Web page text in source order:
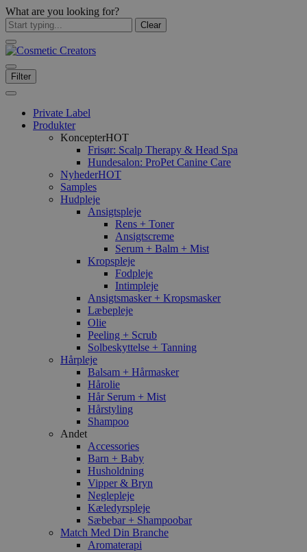
What are you looking for?
Clear
Filter
Private Label
Produkter
KoncepterHOT
Frisør: Scalp Therapy & Head Spa
Hundesalon: ProPet Canine Care
NyhederHOT
Samples
Hudpleje
Ansigtspleje
Rens + Toner
Ansigtscreme
Serum + Balm + Mist
Kropspleje
Fodpleje
Intimpleje
Ansigtsmasker + Kropsmasker
Læbepleje
Olie
Peeling + Scrub
Solbeskyttelse + Tanning
Hårpleje
Balsam + Hårmasker
Hårolie
Hår Serum + Mist
Hårstyling
Shampoo
Andet
Accessories
Barn + Baby
Husholdning
Vipper & Bryn
Neglepleje
Kæledyrspleje
Sæbebar + Shampoobar
Match Med Din Branche
Aromaterapi